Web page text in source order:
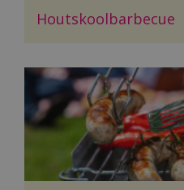
Houtskoolbarbecue